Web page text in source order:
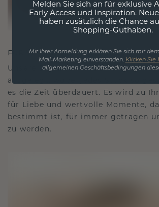
FÜR VERBINDUNGEN GESCHAFFEN
Unsere Designphilosophie ist auf
ausgelegt, wobei jedes Stück so
es die Zeit überdauert. Es wird zu
für Liebe und wertvolle Momente,
bestimmt ist, für immer getragen
zu werden.
Melden Sie sich an für exklusive
Early Access und Inspiration.
haben zusätzlich die Chance
Shopping-Guthaben.
Mit Ihrer Anmeldung erklären Sie sich mit
Mail-Marketing einverstanden. Klicken Sie
allgemeinen Geschäftsbedingungen